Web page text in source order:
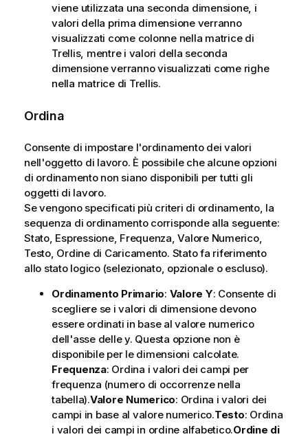
viene utilizzata una seconda dimensione, i
valori della prima dimensione verranno
visualizzati come colonne nella matrice di
Trellis, mentre i valori della seconda
dimensione verranno visualizzati come righe
nella matrice di Trellis.
Ordina
Consente di impostare l'ordinamento dei valori
nell'oggetto di lavoro. È possibile che alcune opzioni
di ordinamento non siano disponibili per tutti gli
oggetti di lavoro.
Se vengono specificati più criteri di ordinamento, la
sequenza di ordinamento corrisponde alla seguente:
Stato, Espressione, Frequenza, Valore Numerico,
Testo, Ordine di Caricamento. Statofa riferimento
allo stato logico (selezionato, opzionale o escluso).
Ordinamento Primario: Valore Y: Consente di
scegliere se i valori di dimensione devono
essere ordinati in base al valore numerico
dell'asse delle y. Questa opzione non è
disponibile per le dimensioni calcolate.
Frequenza: Ordina i valori dei campi per
frequenza (numero di occorrenze nella
tabella).Valore Numerico: Ordina i valori dei
campi in base al valore numerico.Testo: Ordina
i valori dei campi in ordine alfabetico.Ordine di